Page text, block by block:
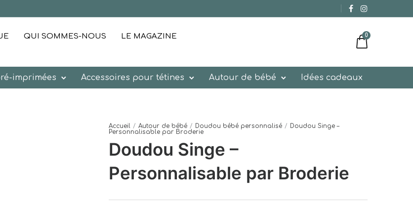
QUI SOMMES-NOUS
LE MAGAZINE
0
imprimées Accessoires pour tétines Autour de bébé Idées cadeaux
Accueil / Autour de bébé / Doudou bébé personnalisé / Doudou Singe –
Personnalisable par Broderie
Doudou Singe –
Personnalisable par Broderie